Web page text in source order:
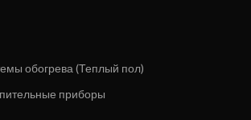
обогрева (Теплый пол)
приборы